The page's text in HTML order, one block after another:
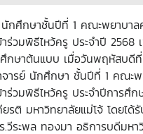
กศึกษาชั้นปีที่ 1 คณะพยาบาล
ร่วมพิธีไหว้ครู ประจำปี 2568
กษาต้นแบบ เมื่อวันพฤหัสบดี
ารย์ นักศึกษา ชั้นปีที่ 1 คณะพ
าร่วมพิธีไหว้ครู ประจำปีการศึ
รติ มหาวิทยาลัยแม่โจ้ โดยได้
.วีระพล ทองมา อธิการบดีมหา